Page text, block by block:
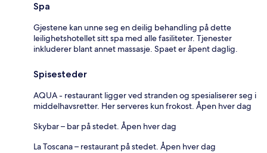
Spa
Gjestene kan unne seg en deilig behandling på dette
leilighetshotellet sitt spa med alle fasiliteter. Tjenester
inkluderer blant annet massasje. Spaet er åpent daglig.
Spisesteder
AQUA - restaurant ligger ved stranden og spesialiserer seg i
middelhavsretter. Her serveres kun frokost. Åpen hver dag
Skybar – bar på stedet. Åpen hver dag
La Toscana – restaurant på stedet. Åpen hver dag